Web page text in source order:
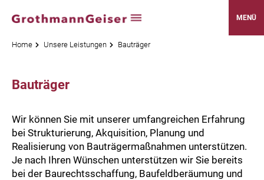
MENÜ
Home Unsere Leistungen Bauträger
Bauträger
Wir können Sie mit unserer umfangreichen Erfahrung
bei Strukturierung, Akquisition, Planung und
Realisierung von Bauträgermaßnahmen unterstützen.
Je nach Ihren Wünschen unterstützen wir Sie bereits
bei der Baurechtsschaffung, Baufeldberäumung und